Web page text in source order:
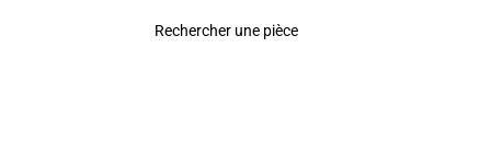
Rechercher une pièce